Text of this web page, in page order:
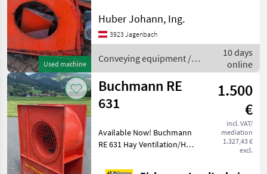
Buchmann
SELECT
CATEGORY
Agriculture technology
33
MARKETPLACE
Marketplace
Dealer
offers
Used machine
Auswurf und
11Rohrschellen Conveying
equipment Conveying
blowers
Huber Johann, Ing.
3923 Jagenbach
Conveying equipment /
Buchmann
10 days
online
Buchmann RE
631
1.500
€
incl. VAT/
mediation
1.327,43 €
excl.
Available Now! Buchmann
RE 631 Hay Ventilation/Hay
described by the customer,